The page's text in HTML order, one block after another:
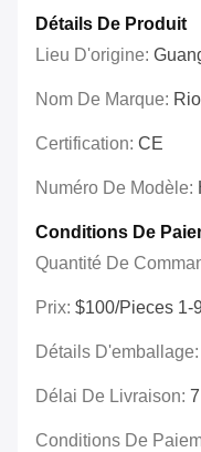
Détails De Produit
Lieu D'origine:
Nom De Marque:
Certification: CE
Numéro De Modèle:
Conditions De
Quantité De
Prix: $100/Pieces 1-
Détails D'emballage:
Délai De Livraison: 7
Conditions De